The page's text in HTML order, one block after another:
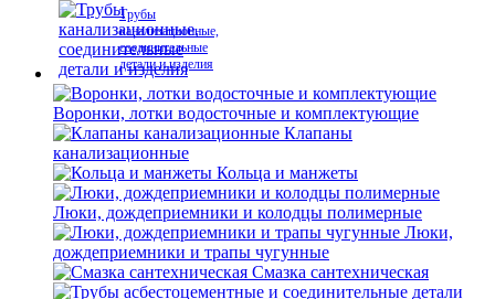
Трубы
канализационные,
соединительные
детали и изделия
Воронки, лотки водосточные и комплектующие
Клапаны
канализационные
Кольца и манжеты
Люки, дождеприемники и колодцы полимерные
Люки,
дождеприемники и трапы чугунные
Смазка сантехническая